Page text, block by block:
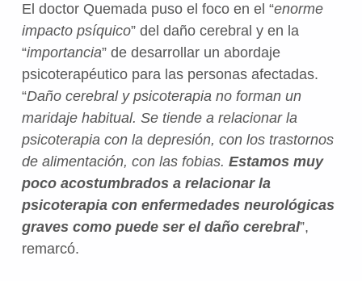
El doctor Quemada puso el foco en el “enorme
impacto psíquico” del daño cerebral y en la
“importancia” de desarrollar un abordaje
psicoterapéutico para las personas afectadas.
“Daño cerebral y psicoterapia no forman un
maridaje habitual. Se tiende a relacionar la
psicoterapia con la depresión, con los trastornos
de alimentación, con las fobias. Estamos muy
poco acostumbrados a relacionar la
psicoterapia con enfermedades neurológicas
graves como puede ser el daño cerebral”,
remarcó.